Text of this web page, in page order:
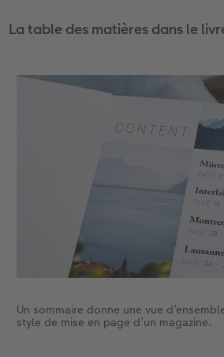
La table des matières dans le
Un sommaire donne une vue
style de mise en page d’un magazine.